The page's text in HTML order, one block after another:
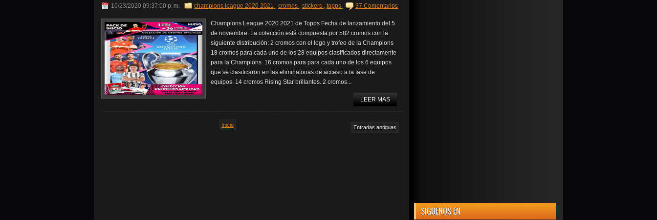
10/23/2020 09:37:00 p. m. champions league 2020 2021 cromos stickers topps 37 Comentarios
Champions League 2020 2021 de Topps Fecha de lanzamiento del 5
de noviembre. La colección está compuesta por 582 cromos con la
siguiente distribución: 2 cromos con el logo y trofeo de la Champions
18 cromos para cada uno de los 28 equipos clasificados directamente
para la Champions. 16 cromos para para cada uno de los 6 equipos
que se clasificaron en las eliminatorias de acceso a la fase de
equipos. 14 cromos Rising Star brillantes. 2 cromos...
LEER MAS
Entradas antiguas
Inicio
SIGUENOS EN